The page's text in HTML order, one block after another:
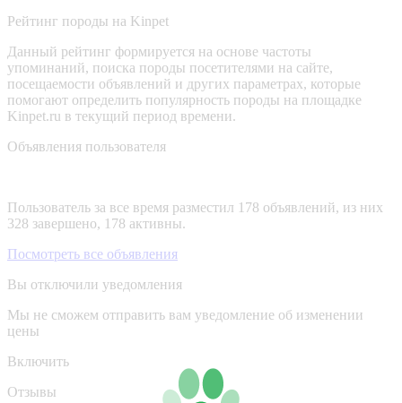
Рейтинг породы на Kinpet
Данный рейтинг формируется на основе частоты
упоминаний, поиска породы посетителями на сайте,
посещаемости объявлений и других параметрах, которые
помогают определить популярность породы на площадке
Kinpet.ru в текущий период времени.
Объявления пользователя
Пользователь за все время разместил 178 объявлений, из них
328 завершено, 178 активны.
Посмотреть все объявления
Вы отключили уведомления
Мы не сможем отправить вам уведомление об изменении
цены
Включить
Отзывы